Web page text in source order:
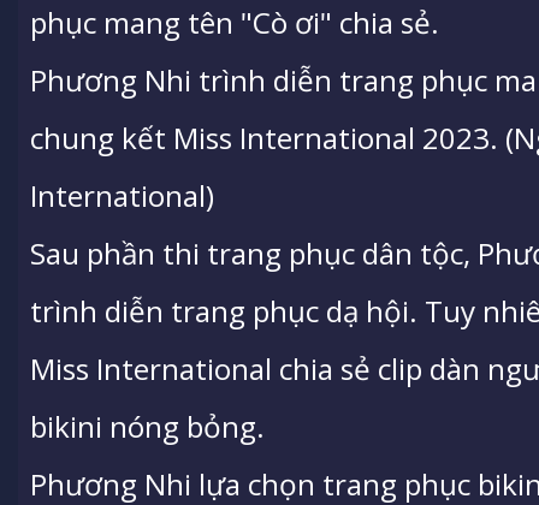
phục mang tên "Cò ơi" chia sẻ.
Phương Nhi trình diễn trang phục
chung kết Miss International 2023.
International)
Sau phần thi trang phục dân tộc,
trình diễn trang phục dạ hội. Tuy
Miss International chia sẻ clip dàn
bikini nóng bỏng.
Phương Nhi lựa chọn trang phục